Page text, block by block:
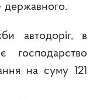
державного.
автодоріг, в
на суму 121